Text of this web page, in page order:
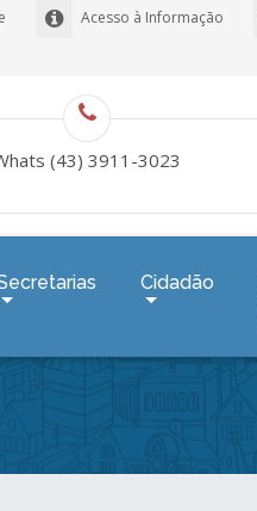
Acesso à Informação
(43) 3911-3023
Cidadão